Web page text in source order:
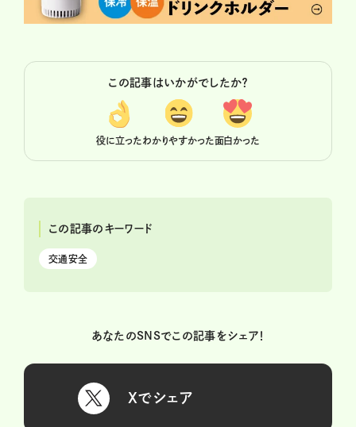
この記事はいかがでしたか？
役に立ったわかりやすかった面白かった
この記事のキーワード
交通安全
あなたのSNSでこの記事をシェア！
Xでシェア